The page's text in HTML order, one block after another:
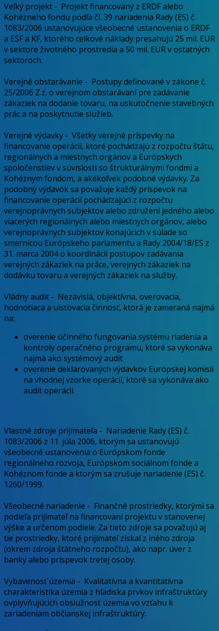
Veľký projekt - Projekt financovaný z ERDF alebo
Kohézneho fondu podľa čl. 39 nariadenia Rady (ES) č.
1083/2006 ustanovujúce všeobecné ustanovenia o ERDF
a ESF a KF, ktorého celkové náklady presahujú 25 mil. EUR
v sektore životného prostredia a 50 mil. EUR v ostatných
sektoroch.
Verejné obstarávanie - Postupy definované v zákone č.
25/2006 Z.z. o verejnom obstarávaní pre zadávanie
zákaziek na dodanie tovaru, na uskutočnenie stavebných
prác a na poskytnutie služieb.
Verejné výdavky - Všetky verejné príspevky na
financovanie operácií, ktoré pochádzajú z rozpočtu štátu,
regionálnych a miestnych orgánov a Európskych
spoločenstiev v súvislosti so štrukturálnymi fondmi a
Kohéznym fondom, a akékoľvek podobné výdavky. Za
podobný výdavok sa považuje každý príspevok na
financovanie operácií pochádzajúci z rozpočtu
verejnoprávnych subjektov alebo združení jedného alebo
viacerých regionálnych alebo miestnych orgánov, alebo
verejnoprávnych subjektov konajúcich v súlade so
smernicou Európskeho parlamentu a Rady 2004/18/ES z
31. marca 2004 o koordinácii postupov zadávania
verejných zákaziek na práce, verejných zákaziek na
dodávku tovaru a verejných zákaziek na služby.
Vládny audit - Nezávislá, objektívna, overovacia,
hodnotiaca a uisťovacia činnosť, ktorá je zameraná najmä
na:
overenie účinného fungovania systému riadenia a
kontroly operačného programu, ktoré sa vykonáva
najmä ako systémový audit
overenie deklarovaných výdavkov Európskej komisii
na vhodnej vzorke operácií, ktoré sa vykonáva ako
audit operácií.
Vlastné zdroje prijímateľa - Nariadenie Rady (ES) č.
1083/2006 z 11. júla 2006, ktorým sa ustanovujú
všeobecné ustanovenia o Európskom fonde
regionálneho rozvoja, Európskom sociálnom fonde a
Kohéznom fonde a ktorým sa zrušuje nariadenie (ES) č.
1260/1999.
Všeobecné nariadenie - Finančné prostriedky, ktorými sa
podieľa prijímateľ na financovaní projektu v stanovenej
výške a určenom podiele. Za tieto zdroje sa považujú aj
tie prostriedky, ktoré prijímateľ získal z iného zdroja
(okrem zdroja štátneho rozpočtu), ako napr. úver z
banky alebo príspevok tretej osoby.
Vybavenosť územia - Kvalitatívna a kvantitatívna
charakteristika územia z hľadiska prvkov infraštruktúry
ovplyvňujúcich obslužnosť územia vo vzťahu k
zariadeniam občianskej infraštruktúry.